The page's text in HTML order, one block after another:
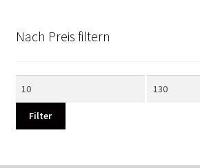
Nach Preis filtern
Filter